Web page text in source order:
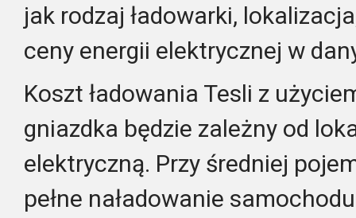
jak rodzaj ładowarki,
ceny energii elektrycznej w
Koszt ładowania Tesli z
gniazdka będzie zależny od
elektryczną. Przy średniej
pełne naładowanie